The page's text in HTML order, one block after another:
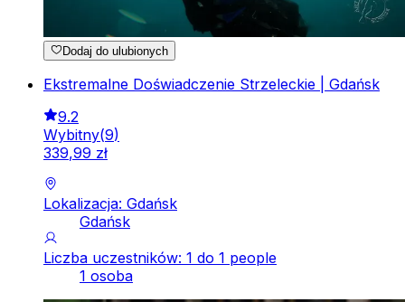
Dodaj do ulubionych
Ekstremalne Doświadczenie Strzeleckie | Gdańsk
9.2
Wybitny(9)
339,99 zł
Lokalizacja: Gdańsk
Gdańsk
Liczba uczestników: 1 do 1 people
1 osoba